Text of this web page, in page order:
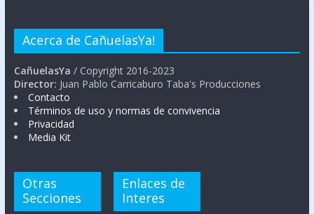
Acerca de CañuelasYa!
CañuelasYa / Copyright 2016-2023
Director: Juan Pablo Carricaburo Taba's Producciones
Contacto
Términos de uso y normas de convivencia
Privacidad
Media Kit
Otras
Secciones
Enlaces de
Interes